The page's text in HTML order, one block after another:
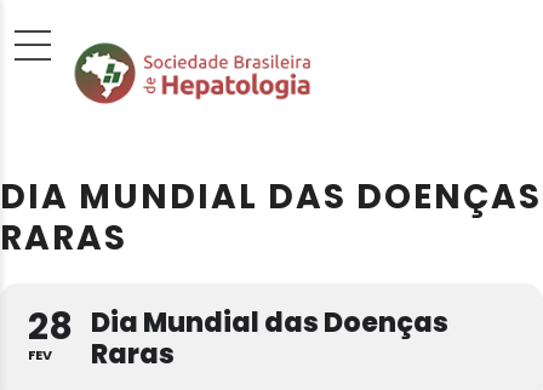
DIA MUNDIAL DAS DOENÇAS
RARAS
28
FEV
Dia Mundial das Doenças
Raras